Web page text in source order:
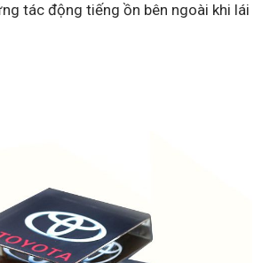
tác động tiếng ồn bên ngoài khi lái